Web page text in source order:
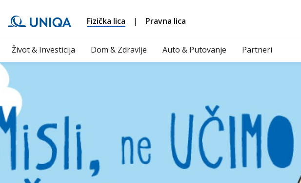
Fizička lica | Pravna lica
Život & Investicija Dom & Zdravlje Auto & Putovanje Partneri